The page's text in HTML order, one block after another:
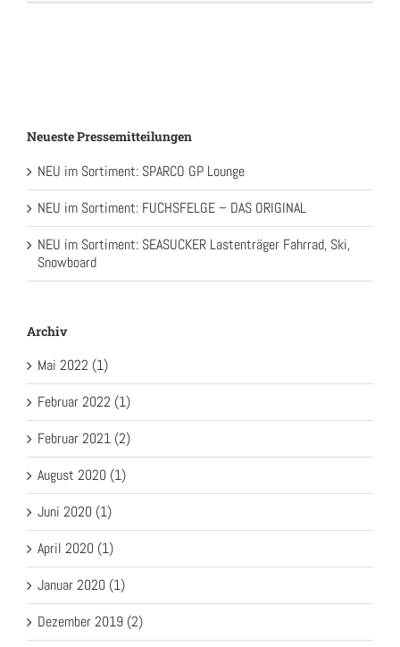
Neueste Pressemitteilungen
NEU im Sortiment: SPARCO GP Lounge
NEU im Sortiment: FUCHSFELGE – DAS ORIGINAL
NEU im Sortiment: SEASUCKER Lastenträger Fahrrad, Ski,
Snowboard
Archiv
Mai 2022 (1)
Februar 2022 (1)
Februar 2021 (2)
August 2020 (1)
Juni 2020 (1)
April 2020 (1)
Januar 2020 (1)
Dezember 2019 (2)